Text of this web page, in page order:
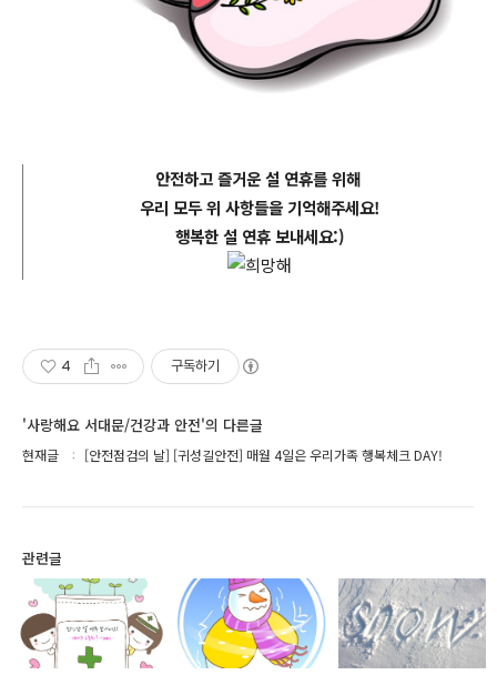
안전하고 즐거운 설 연휴를 위해
우리 모두 위 사항들을 기억해주세요!
행복한 설 연휴 보내세요:)
4 구독하기
'사랑해요 서대문/건강과 안전'의 다른글
현재글 [안전점검의 날] [귀성길안전] 매월 4일은 우리가족 행복체크 DAY!
관련글